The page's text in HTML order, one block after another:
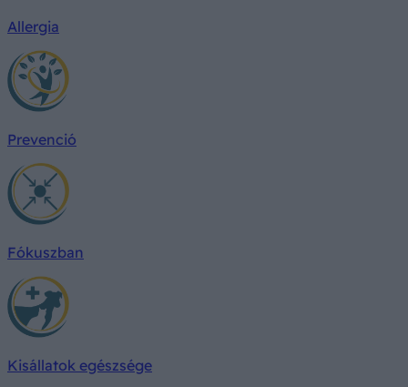
Allergia
Prevenció
Fókuszban
Kisállatok egészsége